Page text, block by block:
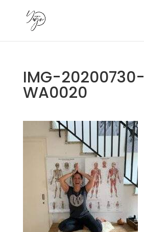
IMG-20200730-
WA0020